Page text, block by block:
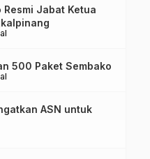
Resmi Jabat Ketua
500 Paket Sembako
ASN untuk